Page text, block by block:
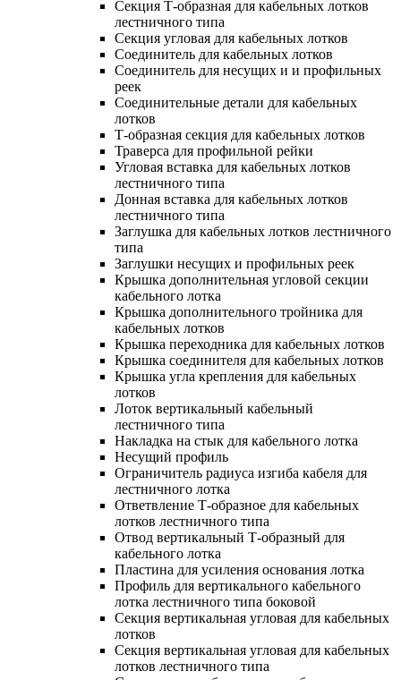
Секция Т-образная для кабельных лотков
лестничного типа
Секция угловая для кабельных лотков
Соединитель для кабельных лотков
Соединитель для несущих и и профильных
реек
Соединительные детали для кабельных
лотков
Т-образная секция для кабельных лотков
Траверса для профильной рейки
Угловая вставка для кабельных лотков
лестничного типа
Донная вставка для кабельных лотков
лестничного типа
Заглушка для кабельных лотков лестничного
типа
Заглушки несущих и профильных реек
Крышка дополнительная угловой секции
кабельного лотка
Крышка дополнительного тройника для
кабельных лотков
Крышка переходника для кабельных лотков
Крышка соединителя для кабельных лотков
Крышка угла крепления для кабельных
лотков
Лоток вертикальный кабельный
лестничного типа
Накладка на стык для кабельного лотка
Несущий профиль
Ограничитель радиуса изгиба кабеля для
лестничного лотка
Ответвление Т-образное для кабельных
лотков лестничного типа
Отвод вертикальный Т-образный для
кабельного лотка
Пластина для усиления основания лотка
Профиль для вертикального кабельного
лотка лестничного типа боковой
Секция вертикальная угловая для кабельных
лотков
Секция вертикальная угловая для кабельных
лотков лестничного типа